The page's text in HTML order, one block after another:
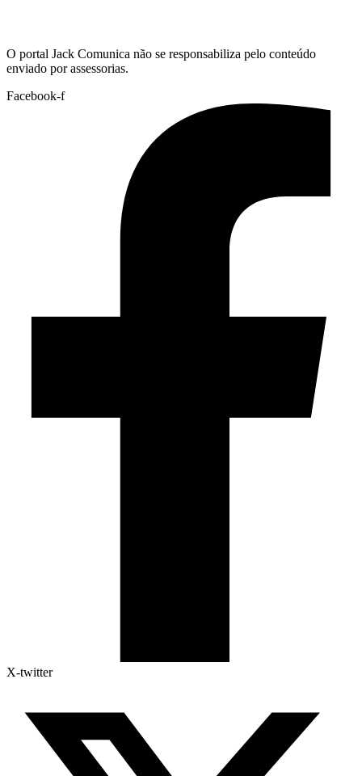
O portal Jack Comunica não se responsabiliza pelo conteúdo
enviado por assessorias.
Facebook-f
X-twitter